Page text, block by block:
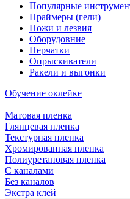
Популярные
Праймеры (гели)
Ножи и лезвия
Оборудовние
Перчатки
Опрыскиватели
Ракели и выгонки
Обучение оклейке
Матовая пленка
Глянцевая пленка
Текстурная пленка
Хромированная пленка
Полиуретановая пленка
С каналами
Без каналов
Экстра клей